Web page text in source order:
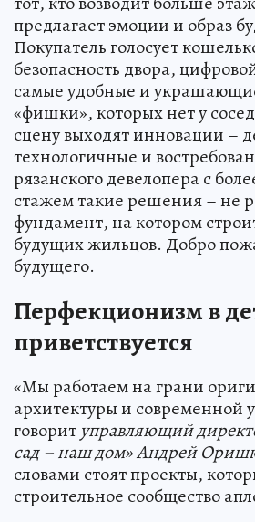
предлагает эмоции и образ
Покупатель голосует
безопасность двора,
самые удобные и
«фишки», которых нет у
сцену выходят инновации –
технологичные и
рязанского девелопера с
стажем такие решения – не
фундамент, на котором
будущих жильцов. Добро
будущего.
Перфекционизм в
приветствуется
«Мы работаем на грани
архитектуры и современной
говорит управляющий
сад – наш дом» Андрей
словами стоят проекты,
строительное сообщество